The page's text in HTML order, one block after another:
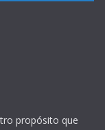
propósito que